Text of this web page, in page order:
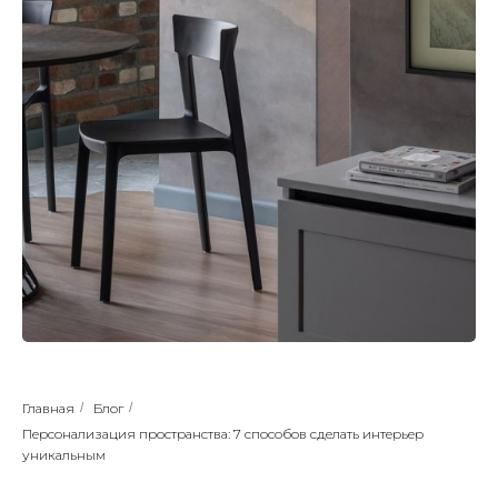
Главная / Блог /
Персонализация пространства: 7 способов сделать интерьер
уникальным